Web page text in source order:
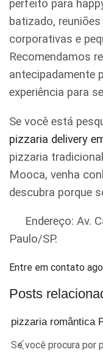
perfeito para
batizado,
corporativas e
Recomendamos
antecipadamente
experiência para
Se você está
pizzaria delivery
pizzaria
Mooca, venha
descubra porque
Endereço: Av.
Paulo/SP.
Entre em contato
Posts
pizzaria romântica
Se você procura por